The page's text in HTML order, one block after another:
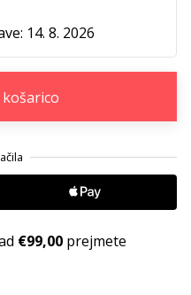
14. 8. 2026
€99,00 prejmete